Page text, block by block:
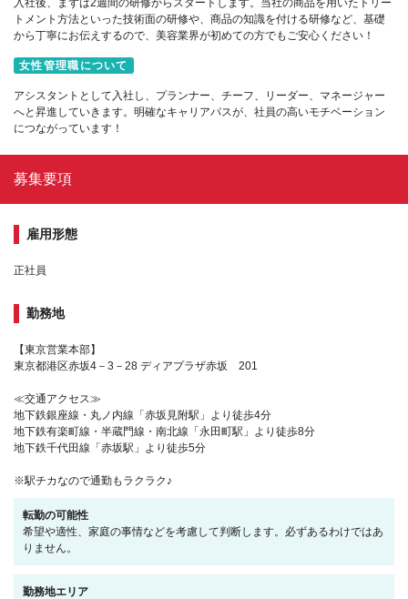
トメント方法といった技術面の研修や、商品の知識を付ける研修など、基礎
から丁寧にお伝えするので、美容業界が初めての方でもご安心ください！
女性管理職について
アシスタントとして入社し、プランナー、チーフ、リーダー、マネージャー
へと昇進していきます。明確なキャリアパスが、社員の高いモチベーション
につながっています！
募集要項
雇用形態
正社員
勤務地
【東京営業本部】
東京都港区赤坂4－3－28 ディアプラザ赤坂 201
≪交通アクセス≫
地下鉄銀座線・丸ノ内線「赤坂見附駅」より徒歩4分
地下鉄有楽町線・半蔵門線・南北線「永田町駅」より徒歩8分
地下鉄千代田線「赤坂駅」より徒歩5分
※駅チカなので通勤もラクラク♪
転勤の可能性
希望や適性、家庭の事情などを考慮して判断します。必ずあるわけではあ
りません。
勤務地エリア